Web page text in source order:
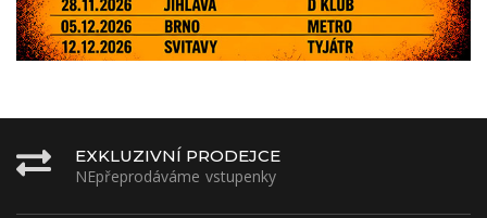
EXKLUZIVNÍ PRODEJCE
NEpřeprodáváme vstupenky